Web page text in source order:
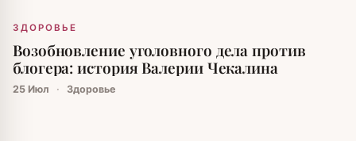
ЗДОРОВЬЕ
Возобновление уголовного дела против
блогера: история Валерии Чекалина
25 Июл · Здоровье